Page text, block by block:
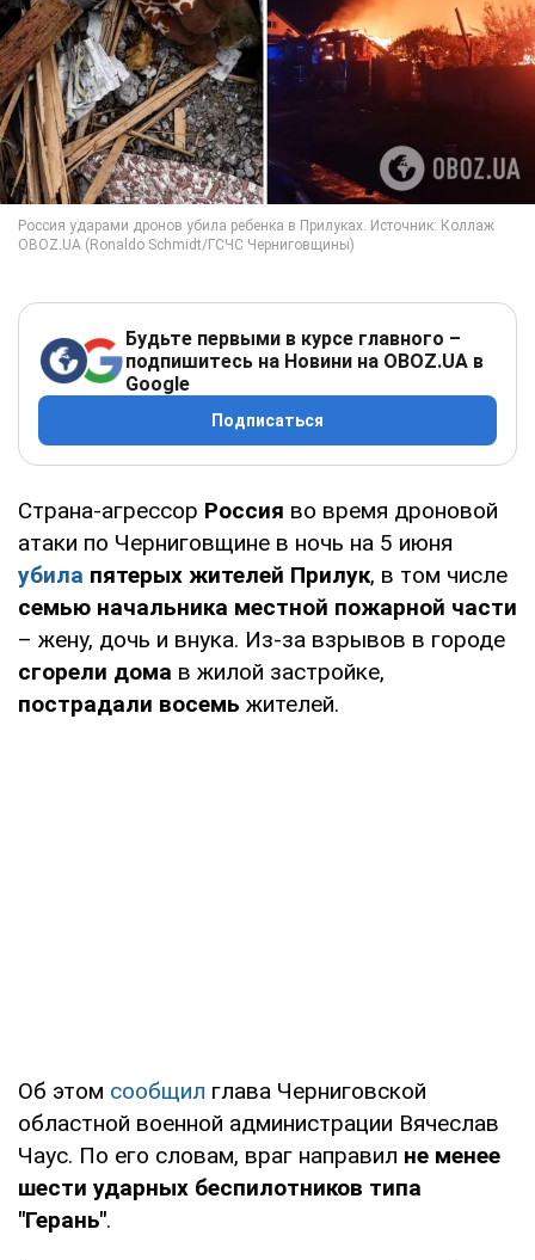
Будьте первыми в курсе главного –
подпишитесь на Новини на OBOZ.UA в
Google
Подписаться
Страна-агрессор Россия во время дроновой
атаки по Черниговщине в ночь на 5 июня
убила пятерых жителей Прилук, в том числе
семью начальника местной пожарной части
– жену, дочь и внука. Из-за взрывов в городе
сгорели дома в жилой застройке,
пострадали восемь жителей.
Об этом сообщил глава Черниговской
областной военной администрации Вячеслав
Чаус. По его словам, враг направил не менее
шести ударных беспилотников типа
"Герань".